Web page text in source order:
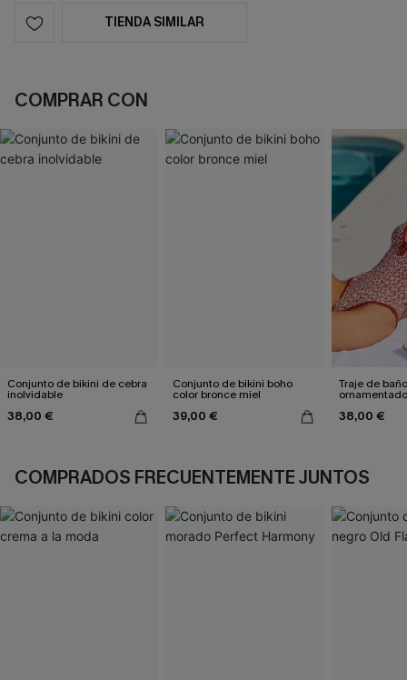
TIENDA SIMILAR
COMPRAR CON
Conjunto de bikini de cebra
inolvidable
38,00 €
Conjunto de bikini boho
color bronce miel
39,00 €
Traje de
38,00 €
COMPRADOS FRECUENTEMENTE JUNTOS